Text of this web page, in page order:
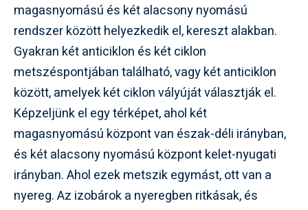
magasnyomású és két alacsony nyomású
rendszer között helyezkedik el, kereszt alakban.
Gyakran két anticiklon és két ciklon
metszéspontjában található, vagy két anticiklon
között, amelyek két ciklon vályúját választják el.
Képzeljünk el egy térképet, ahol két
magasnyomású központ van észak-déli irányban,
és két alacsony nyomású központ kelet-nyugati
irányban. Ahol ezek metszik egymást, ott van a
nyereg. Az izobárok a nyeregben ritkásak, és